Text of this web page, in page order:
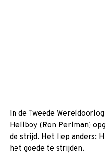
In de Tweede
Hellboy (Ron Perlman)
de strijd. Het liep anders:
het goede te strijden.